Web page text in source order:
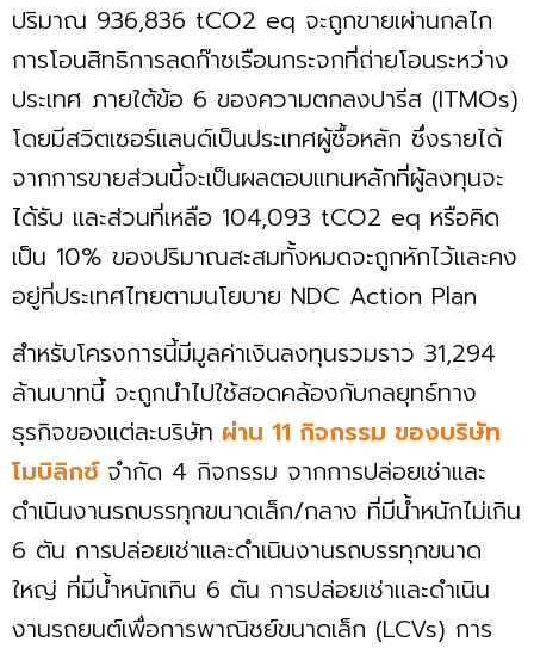
ปริมาณ 936,836 tCO2 eq จะถูกขายเผ่านกลไก
การโอนสิทธิการลดก๊าซเรือนกระจกที่ถ่ายโอนระหว่าง
ประเทศ ภายใต้ข้อ 6 ของความตกลงปารีส (ITMOs)
โดยมีสวิตเซอร์แลนด์เป็นประเทศผู้ซื้อหลัก ซึ่งรายได้
จากการขายส่วนนี้จะเป็นผลตอบแทนหลักที่ผู้ลงทุนจะ
ได้รับ และส่วนที่เหลือ 104,093 tCO2 eq หรือคิด
เป็น 10% ของปริมาณสะสมทั้งหมดจะถูกหักไว้และคง
อยู่ที่ประเทศไทยตามนโยบาย NDC Action Plan
สำหรับโครงการนี้มีมูลค่าเงินลงทุนรวมราว 31,294
ล้านบาทนี้ จะถูกนำไปใช้สอดคล้องกับกลยุทธ์ทาง
ธุรกิจของแต่ละบริษัท ผ่าน 11 กิจกรรม ของบริษัท
โมบิลิกซ์ จำกัด 4 กิจกรรม จากการปล่อยเช่าและ
ดำเนินงานรถบรรทุกขนาดเล็ก/กลาง ที่มีนํ้าหนักไม่เกิน
6 ตัน การปล่อยเช่าและดำเนินงานรถบรรทุกขนาด
ใหญ่ ที่มีนํ้าหนักเกิน 6 ตัน การปล่อยเช่าและดำเนิน
งานรถยนต์เพื่อการพาณิชย์ขนาดเล็ก (LCVs) การ